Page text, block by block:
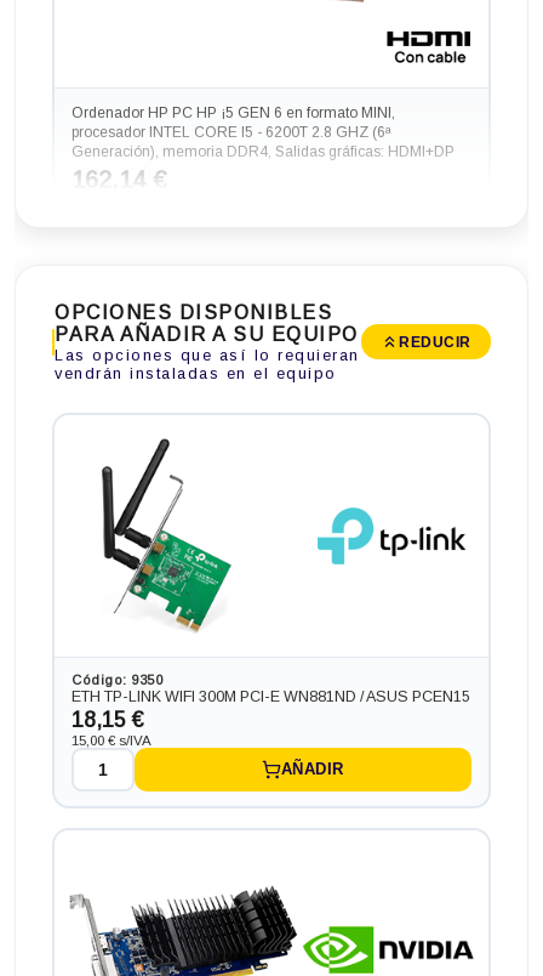
Ordenador HP PC HP ¡5 GEN 6 en formato MINI,
procesador INTEL CORE I5 - 6200T 2.8 GHZ (6ª
Generación), memoria DDR4, Salidas gráficas: HDMI+DP
162,14 €
Ordenador HP PC HP SLIM ¡5 GEN 6 en formato SFF,
procesador INTEL CORE I5 - 6500 3.60 GHZ (6ª
Generación), memoria DDR4, Salidas gráficas: VGA+HDMI
162,14 €
OPCIONES DISPONIBLES
PARA AÑADIR A SU EQUIPO
Las opciones que así lo requieran
vendrán instaladas en el equipo
REDUCIR
Código: 9350
ETH TP-LINK WIFI 300M PCI-E WN881ND / ASUS PCEN15
18,15 €
15,00 € s/IVA
AÑADIR